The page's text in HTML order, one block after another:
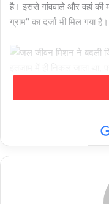
है। इससे गांववाले और वहां की
ग्राम’’ का दर्जा भी मिल गया है।
बिंजाम के अधिकांश परिवार
के हर घर में नल से स्वच्छ और
के लिए गांव में 16 किलोमीटर
स्तरीय जलागारों (पानी